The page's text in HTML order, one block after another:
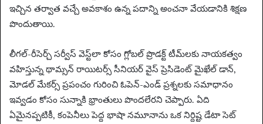
ఇచ్చిన తర్వాత వచ్చే అవకాశం ఉన్న పదాన్ని అంచనా వేయడానికి శిక్షణ
పొందుతాయి.
లీగల్-రీసెర్చ్ సర్వీస్ వెస్ట్‌లా కోసం గ్లోబల్ ప్రొడక్ట్ టీమ్‌లకు నాయకత్వం
వహిస్తున్న థామ్సన్ రాయిటర్స్ సీనియర్ వైస్ ప్రెసిడెంట్ మైఖేల్ డాన్,
మోడల్ మేకర్స్ ప్రపంచం గురించి ఓపెన్-ఎండ్ ప్రశ్నలకు సమాధానం
ఇవ్వడం కోసం సున్నాకి భ్రాంతులు పొందలేరని చెప్పారు. ఏది
ఏమైనప్పటికీ, కంపెనీలు పెద్ద భాషా నమూనాను ఒక నిర్దిష్ట డేటా సెట్